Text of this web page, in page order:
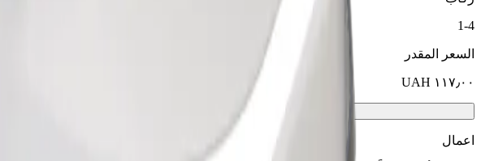
1-4
السعر المقدر
اعمال